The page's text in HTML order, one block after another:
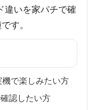
違いを家パチで確
す。
で楽しみたい方
認したい方